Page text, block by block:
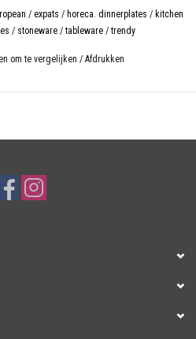
/ expats / horeca. dinnerplates / kitchen
/ stoneware / tableware / trendy
om te vergelijken / Afdrukken